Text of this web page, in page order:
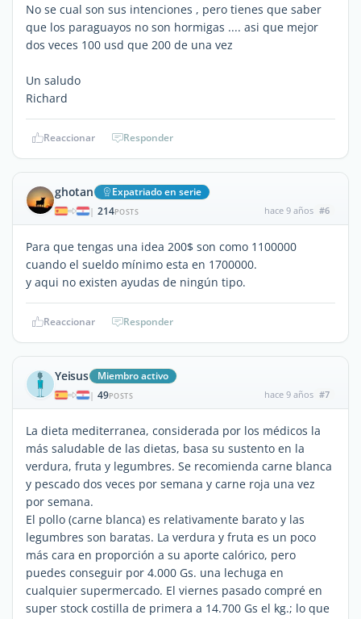
No se cual son sus intenciones , pero tienes que saber
que los paraguayos no son hormigas .... asi que mejor
dos veces 100 usd que 200 de una vez
Un saludo
Richard
Reaccionar Responder
ghotan Expatriado en serie
| 214POSTS hace 9 años #6
Para que tengas una idea 200$ son como 1100000
cuando el sueldo mínimo esta en 1700000.
y aqui no existen ayudas de ningún tipo.
Reaccionar Responder
Yeisus Miembro activo
| 49POSTS hace 9 años #7
La dieta mediterranea, considerada por los médicos la
más saludable de las dietas, basa su sustento en la
verdura, fruta y legumbres. Se recomienda carne blanca
y pescado dos veces por semana y carne roja una vez
por semana.
El pollo (carne blanca) es relativamente barato y las
legumbres son baratas. La verdura y fruta es un poco
más cara en proporción a su aporte calórico, pero
puedes conseguir por 4.000 Gs. una lechuga en
cualquier supermercado. El viernes pasado compré en
super stock costilla de primera a 14.700 Gs el kg.; lo que